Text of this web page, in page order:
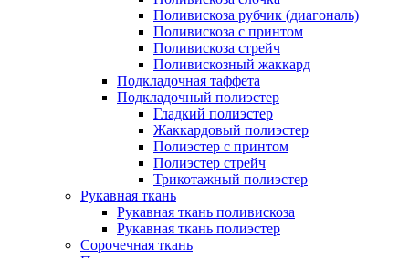
Поливискоза рубчик (диагональ)
Поливискоза с принтом
Поливискоза стрейч
Поливискозный жаккард
Подкладочная таффета
Подкладочный полиэстер
Гладкий полиэстер
Жаккардовый полиэстер
Полиэстер с принтом
Полиэстер стрейч
Трикотажный полиэстер
Рукавная ткань
Рукавная ткань поливискоза
Рукавная ткань полиэстер
Сорочечная ткань